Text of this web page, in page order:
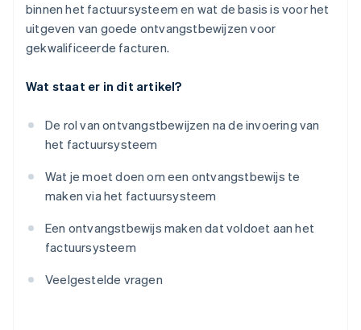
binnen het factuursysteem en wat de basis is voor het
uitgeven van goede ontvangstbewijzen voor
gekwalificeerde facturen.
Wat staat er in dit artikel?
De rol van ontvangstbewijzen na de invoering van
het factuursysteem
Wat je moet doen om een ontvangstbewijs te
maken via het factuursysteem
Een ontvangstbewijs maken dat voldoet aan het
factuursysteem
Veelgestelde vragen